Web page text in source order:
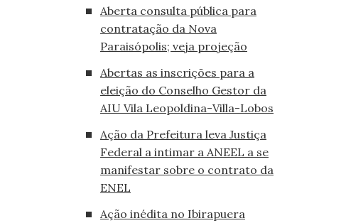
Aberta consulta pública para
contratação da Nova
Paraisópolis; veja projeção
Abertas as inscrições para a
eleição do Conselho Gestor da
AIU Vila Leopoldina-Villa-Lobos
Ação da Prefeitura leva Justiça
Federal a intimar a ANEEL a se
manifestar sobre o contrato da
ENEL
Ação inédita no Ibirapuera